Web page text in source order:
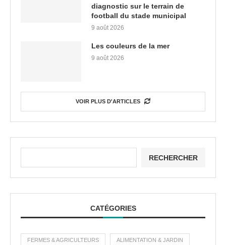
diagnostic sur le terrain de
football du stade municipal
9 août 2026
Les couleurs de la mer
9 août 2026
VOIR PLUS D'ARTICLES
RECHERCHER
CATÉGORIES
FERMES & AGRICULTEURS ALIMENTATION & JARDIN